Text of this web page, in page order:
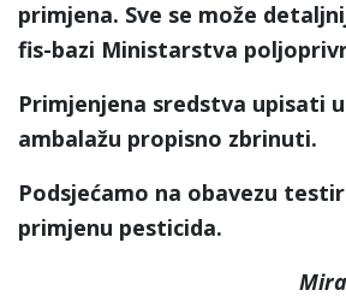
primjena. Sve se može
fis-bazi Ministarstva
Primjenjena sredstva upisati
ambalažu propisno zbrinuti.
Podsjećamo na obavezu
primjenu pesticida.